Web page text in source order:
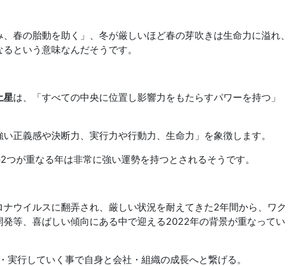
、春の胎動を助く」、冬が厳しいほど春の芽吹きは生命力に溢れ、
という意味なんだそうです。
星は、「すべての中央に位置し影響力をもたらすパワーを持つ」
い正義感や決断力、実行力や行動力、生命力」を象徴します。
つが重なる年は非常に強い運勢を持つとされるそうです。
ウイルスに翻弄され、厳しい状況を耐えてきた2年間から、ワク
等、喜ばしい傾向にある中で迎える2022年の背景が重なってい
実行していく事で自身と会社・組織の成長へと繋げる。